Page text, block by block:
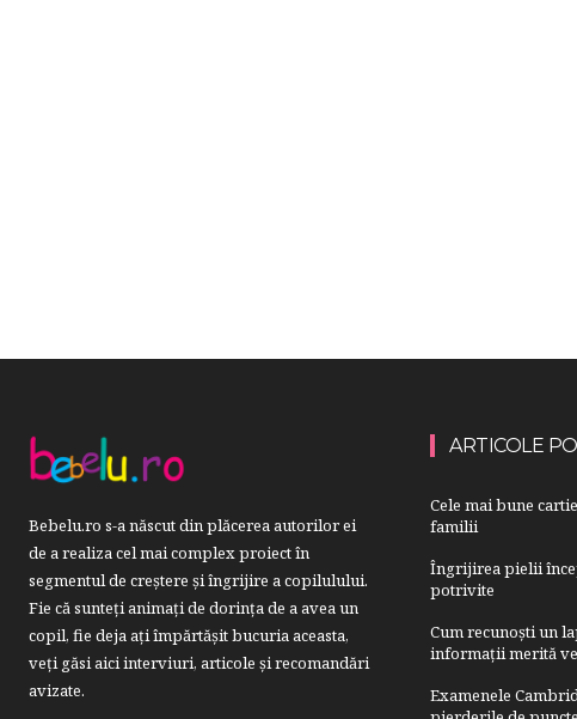
Bebelu.ro s-a născut din plăcerea autorilor ei
de a realiza cel mai complex proiect în
segmentul de creştere şi îngrijire a copilulului.
Fie că sunteţi animaţi de dorinţa de a avea un
copil, fie deja aţi împărtăşit bucuria aceasta,
veți găsi aici interviuri, articole şi recomandări
avizate.
ARTICOLE
Cele mai bune
familii
Îngrijirea pielii
potrivite
Cum recunoști un
informații merită
Examenele